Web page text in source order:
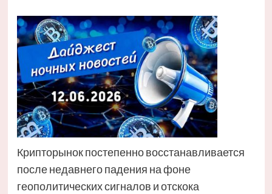
Крипторынок постепенно восстанавливается
после недавнего падения на фоне
геополитических сигналов и отскока